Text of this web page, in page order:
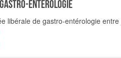
entérologie
libérale de gastro-entérologie